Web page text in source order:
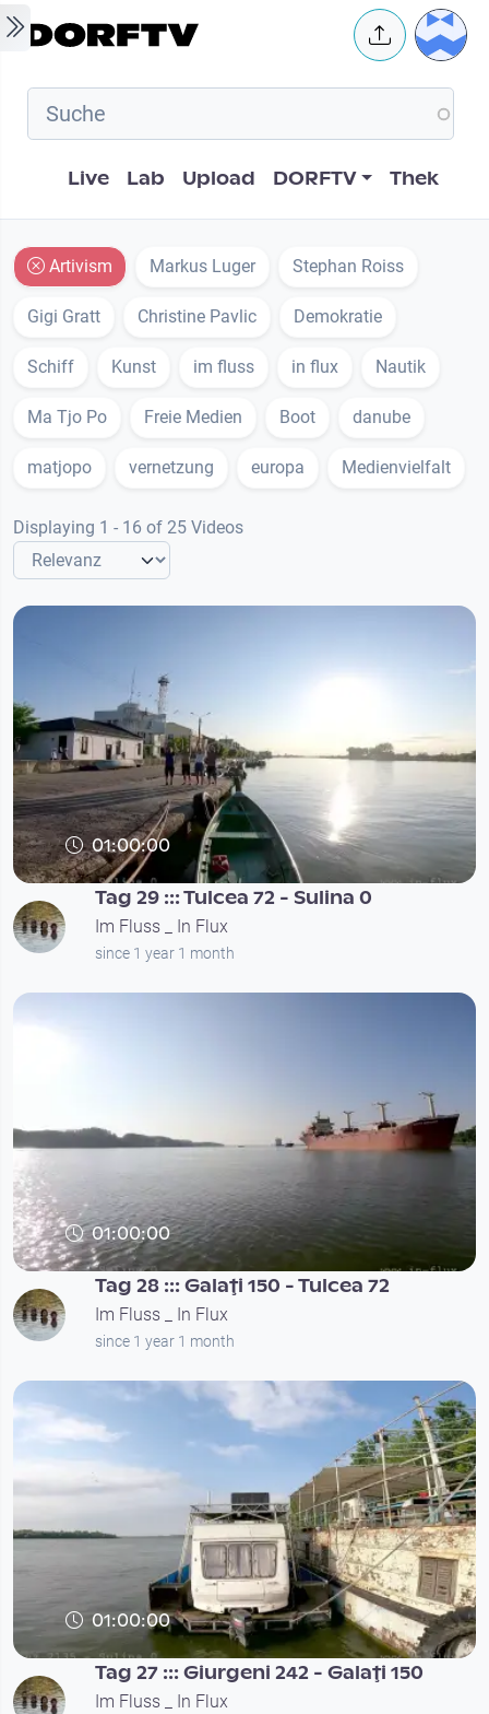
Skip to main content User
Hauptnavigation
Live Lab Upload DORFTV Thek
Artivism Markus Luger Stephan Roiss
Gigi Gratt Christine Pavlic Demokratie
Schiff Kunst im fluss in flux Nautik
Ma Tjo Po Freie Medien Boot danube
matjopo vernetzung europa Medienvielfalt
Displaying 1 - 16 of 25 Videos
01:00:00
Tag 29 ::: Tulcea 72 - Sulina 0
Im Fluss _ In Flux
since 1 year 1 month
01:00:00
Tag 28 ::: Galaţi 150 - Tulcea 72
Im Fluss _ In Flux
since 1 year 1 month
01:00:00
Tag 27 ::: Giurgeni 242 - Galaţi 150
Im Fluss _ In Flux